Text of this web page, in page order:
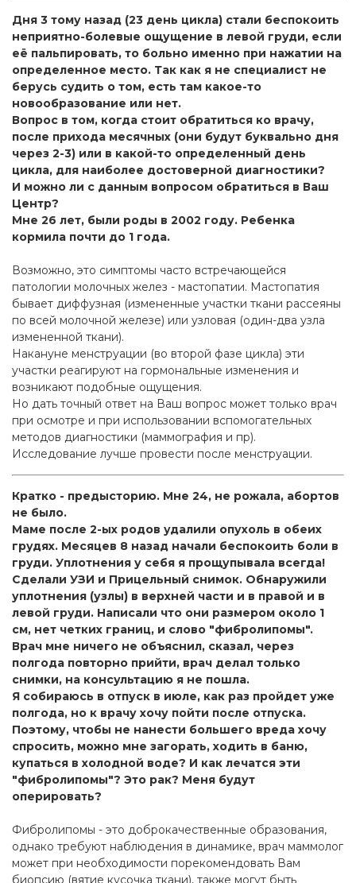
Дня 3 тому назад (23 день цикла) стали беспокоить
неприятно-болевые ощущение в левой груди, если
её пальпировать, то больно именно при нажатии на
определенное место. Так как я не специалист не
берусь судить о том, есть там какое-то
новообразование или нет.
Вопрос в том, когда стоит обратиться ко врачу,
после прихода месячных (они будут буквально дня
через 2-3) или в какой-то определенный день
цикла, для наиболее достоверной диагностики?
И можно ли с данным вопросом обратиться в Ваш
Центр?
Мне 26 лет, были роды в 2002 году. Ребенка
кормила почти до 1 года.
Возможно, это симптомы часто встречающейся
патологии молочных желез - мастопатии. Мастопатия
бывает диффузная (измененные участки ткани рассеяны
по всей молочной железе) или узловая (один-два узла
измененной ткани).
Накануне менструации (во второй фазе цикла) эти
участки реагируют на гормональные изменения и
возникают подобные ощущения.
Но дать точный ответ на Ваш вопрос может только врач
при осмотре и при использовании вспомогательных
методов диагностики (маммография и пр).
Исследование лучше провести после менструации.
Кратко - предысторию. Мне 24, не рожала, абортов
не было.
Маме после 2-ых родов удалили опухоль в обеих
грудях. Месяцев 8 назад начали беспокоить боли в
груди. Уплотнения у себя я прощупывала всегда!
Сделали УЗИ и Прицельный снимок. Обнаружили
уплотнения (узлы) в верхней части и в правой и в
левой груди. Написали что они размером около 1
см, нет четких границ, и слово "фибролипомы".
Врач мне ничего не объяснил, сказал, через
полгода повторно прийти, врач делал только
снимки, на консультацию я не пошла.
Я собираюсь в отпуск в июле, как раз пройдет уже
полгода, но к врачу хочу пойти после отпуска.
Поэтому, чтобы не нанести большего вреда хочу
спросить, можно мне загорать, ходить в баню,
купаться в холодной воде? И как лечатся эти
"фибролипомы"? Это рак? Меня будут
оперировать?
Фибролипомы - это доброкачественные образования,
однако требуют наблюдения в динамике, врач маммолог
может при необходимости порекомендовать Вам
биопсию (вятие кусочка ткани), также могут быть